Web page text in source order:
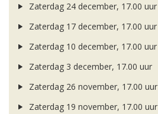
Zaterdag 24 december, 17.00 uur
Zaterdag 17 december, 17.00 uur
Zaterdag 10 december, 17.00 uur
Zaterdag 3 december, 17.00 uur
Zaterdag 26 november, 17.00 uur
Zaterdag 19 november, 17.00 uur